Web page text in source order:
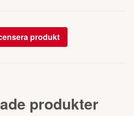
produkt
produkter